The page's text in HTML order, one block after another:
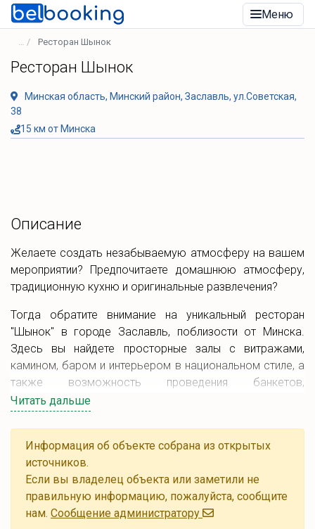
Меню
Ресторан Шынок
Ресторан Шынок
Минская область, Минский район, Заславль, ул.Советская,
38
15 км от Минска
Описание
Желаете создать незабываемую атмосферу на вашем
мероприятии? Предпочитаете домашнюю атмосферу,
традиционную кухню и оригинальные развлечения?
Тогда обратите внимание на уникальный ресторан
"Шынок" в городе Заславль, поблизости от Минска.
Здесь вы найдете просторные залы с витражами,
камином, баром и интерьером в национальном стиле, а
также возможность проведения банкетов,
корпоративов и других торжеств.
Кафе предлагает белорусские и авторские блюда,
живую музыку, конкурсы и народные развлечения. В
летнее время гостей ждет уютная беседка на закрытой
территории.
Создайте особенную атмосферу и проведите ваше
мероприятие в кафе "Шынок" в Заславле, где
Читать дальше
Информация об объекте собрана из открытых
источников.
Если вы владелец объекта или заметили не
правильную информацию, пожалуйста, сообщите
нам. Cообщение администратору